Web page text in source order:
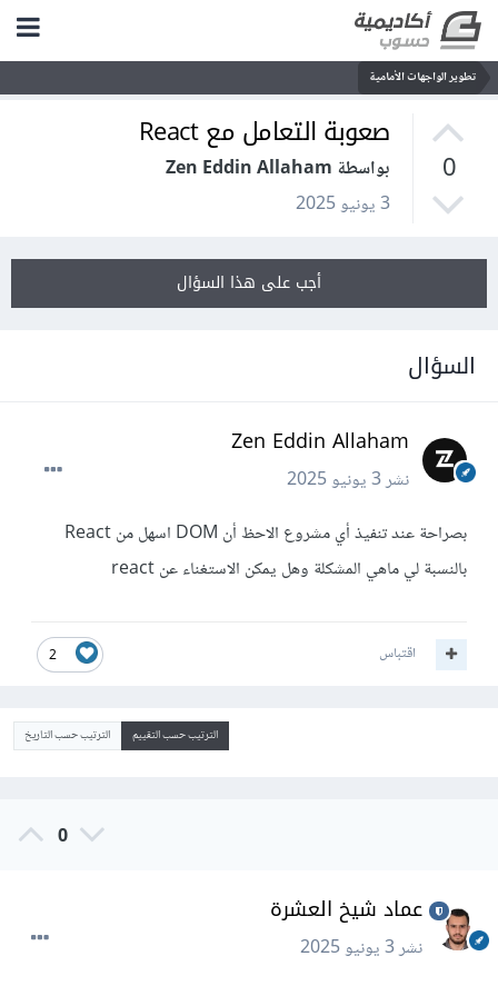
تطوير الواجهات الأمامية
0
صعوبة التعامل مع React
بواسطة Zen Eddin Allaham
3 يونيو 2025
أجب على هذا السؤال
السؤال
Zen Eddin Allaham
نشر3 يونيو 2025
بصراحة عند تنفيذ أي مشروع الاحظ أن DOM اسهل من React
بالنسبة لي ماهي المشكلة وهل يمكن الاستغناء عن react
2 اقتباس
الترتيب حسب التقييم الترتيب حسب التاريخ
0
عماد شيخ العشرة
نشر3 يونيو 2025